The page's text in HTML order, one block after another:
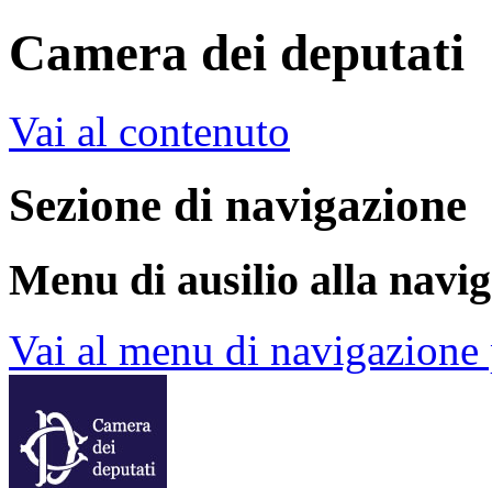
Camera dei deputati
Vai al contenuto
Sezione di navigazione
Menu di ausilio alla
Vai al menu di